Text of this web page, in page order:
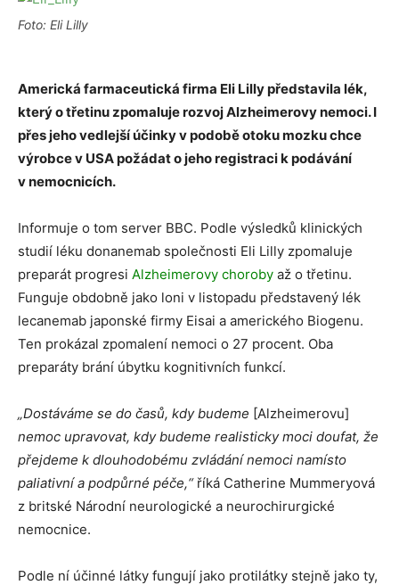
Foto: Eli Lilly
Americká farmaceutická firma Eli Lilly představila lék,
který o třetinu zpomaluje rozvoj Alzheimerovy nemoci. I
přes jeho vedlejší účinky v podobě otoku mozku chce
výrobce v USA požádat o jeho registraci k podávání
v nemocnicích.
Informuje o tom server BBC. Podle výsledků klinických
studií léku donanemab společnosti Eli Lilly zpomaluje
preparát progresi Alzheimerovy choroby až o třetinu.
Funguje obdobně jako loni v listopadu představený lék
lecanemab japonské firmy Eisai a amerického Biogenu.
Ten prokázal zpomalení nemoci o 27 procent. Oba
preparáty brání úbytku kognitivních funkcí.
„Dostáváme se do časů, kdy budeme [Alzheimerovu]
nemoc upravovat, kdy budeme realisticky moci doufat, že
přejdeme k dlouhodobému zvládání nemoci namísto
paliativní a podpůrné péče,“říká Catherine Mummeryová
z britské Národní neurologické a neurochirurgické
nemocnice.
Podle ní účinné látky fungují jako protilátky stejně jako ty,